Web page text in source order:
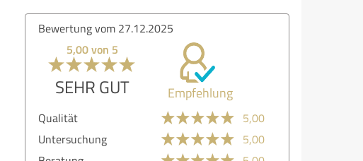
Bewertung vom 27.12.2025
5,00 von 5
SEHR GUT Empfehlung
Qualität
5,00
Untersuchung
5,00